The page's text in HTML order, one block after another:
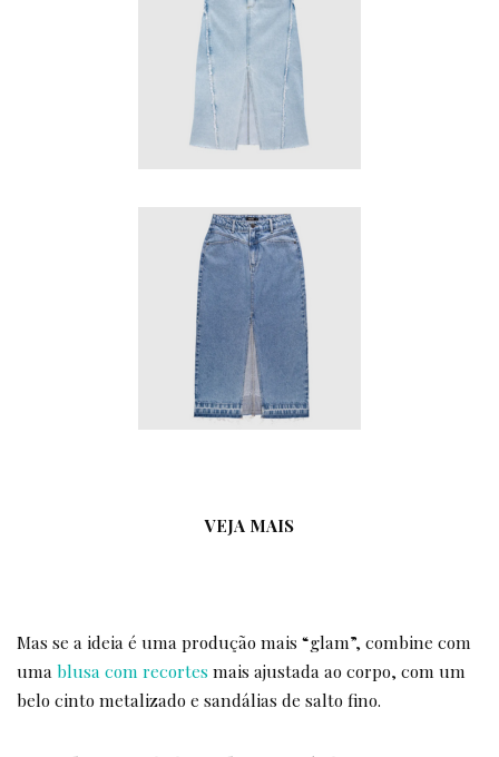
VEJA MAIS
Mas se a ideia é uma produção mais “glam”, combine com
uma blusa com recortes mais ajustada ao corpo, com um
belo cinto metalizado e sandálias de salto fino.